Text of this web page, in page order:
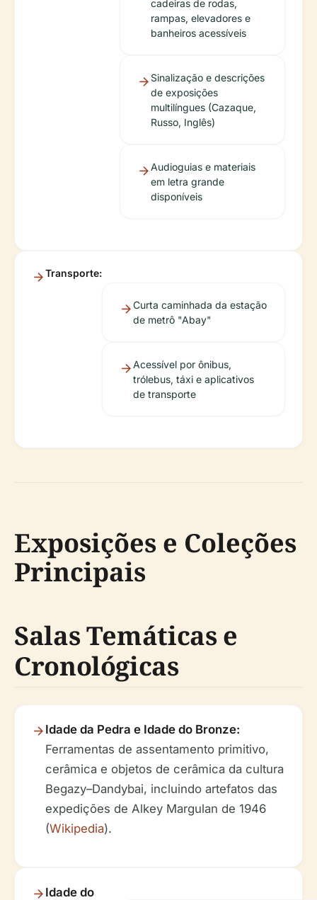
cadeiras de rodas,
rampas, elevadores e
banheiros acessíveis
Sinalização e descrições
de exposições
multilíngues (Cazaque,
Russo, Inglês)
Audioguias e materiais
em letra grande
disponíveis
Transporte:
Curta caminhada da estação
de metrô "Abay"
Acessível por ônibus,
trólebus, táxi e aplicativos
de transporte
Exposições e Coleções
Principais
Salas Temáticas e
Cronológicas
Idade da Pedra e Idade do Bronze:
Ferramentas de assentamento primitivo,
cerâmica e objetos de cerâmica da cultura
Begazy–Dandybai, incluindo artefatos das
expedições de Alkey Margulan de 1946
(Wikipedia).
Idade do